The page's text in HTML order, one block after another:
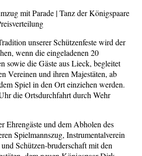
mit Parade | Tanz der Königspaare
unserer Schützenfeste wird der
wenn die eingeladenen 20
sowie die Gäste aus Lieck, begleitet
Vereinen und ihren Majestäten, ab
Spiel in den Ort einziehen werden.
die Ortsdurchfahrt durch Wehr
Ehrengäste und dem Abholen des
Spielmannszug, Instrumentalverein
Schützen-bruderschaft mit den